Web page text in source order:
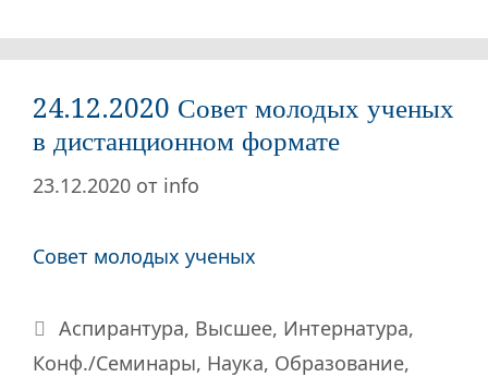
24.12.2020 Совет молодых ученых
в дистанционном формате
23.12.2020 от info
Совет молодых ученых
Рубрики
Аспирантура, Высшее, Интернатура,
Конф./Семинары, Наука, Образование,